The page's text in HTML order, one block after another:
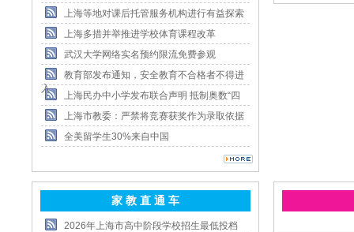
上海等地对课后托管服务机构进行有益探索
上海多措并举推进学校体育课程改革
武汉大学网络实名预约限流免费参观
教育部发布通知，安全教育不合格者不得进
入
上海民办中小学发布联合声明 抵制奥数“四
上海市教委：严禁将竞赛获奖作为录取依据
全美留学生30%来自中国
家 教 直 通 车
2026年上海市高中阶段学校招生最低投档